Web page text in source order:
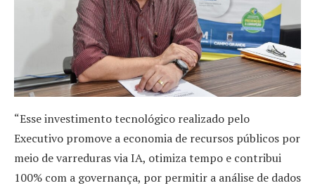
“Esse investimento tecnológico realizado pelo
Executivo promove a economia de recursos públicos por
meio de varreduras via IA, otimiza tempo e contribui
100% com a governança, por permitir a análise de dados